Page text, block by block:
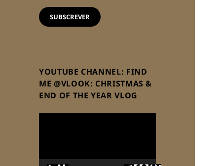
email
SUBSCREVER
YOUTUBE CHANNEL: FIND
ME @VLOOK: CHRISTMAS &
END OF THE YEAR VLOG